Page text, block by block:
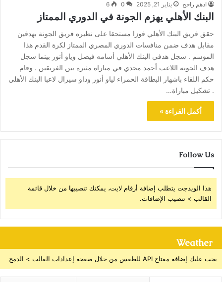
ادهم راجح يناير 21, 2025 0
6
البنك الأهلي يهزم الجونة في الدوري الممتاز
حقق فريق البنك الأهلي فوزا مستحقا على نظيره فريق الجونة بهدفين
مقابل هدف ضمن منافسات الدوري المصري الممتاز لكرة القدم هذا
الموسم . سجل هدفي البنك الأهلي أسامه فيصل وياو أنور بينما سجل
هدف الجونة اللاعب أحمد مجدي في مباراة مثيرة بين الفريقين . وقام
حكم اللقاء باشهار البطاقة الحمراء لياو أنور وداو سيرال لاعبا البنك الأهلي
. تشكيل مباراة…
أكمل القراءة »
Follow Us
هذا الويدجت يتطلب إضافة أرقام لايت، يمكنك تنصيبها من خلال قائمة
القالب > تنصيب الإضافات.
Weather
يجب عليك إضافة مفتاح API للطقس من خلال صفحة إعدادات القالب > الدمج